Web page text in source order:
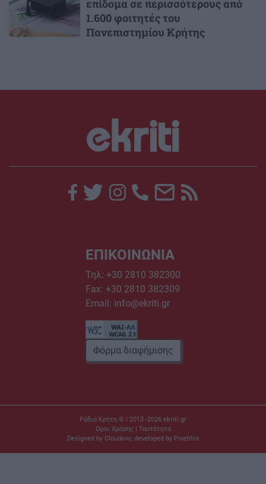
επίδομα σε περισσότερους από
1.600 φοιτητές του
Πανεπιστημίου Κρήτης
ΕΠΙΚΟΙΝΩΝΙΑ
Τηλ: +30 2810 382300
Fax: +30 2810 382309
Email: info@ekriti.gr
Φόρμα διαφήμισης
Ράδιο Κρήτη © | 2013 -2026 ekriti.gr
Όροι Χρήσης | Ταυτότητα
Designed by Cloudevo, developed by Pixelthis